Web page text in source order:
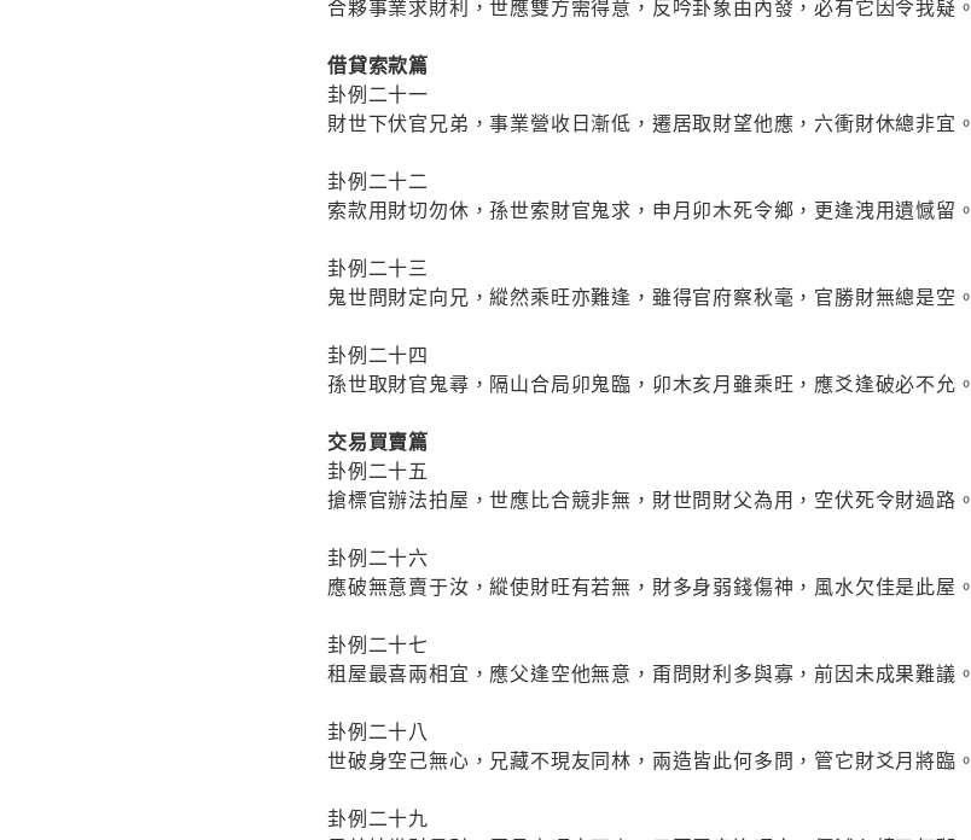
借貸索款篇
卦例二十一
財世下伏官兄弟，事業營收日漸低，遷居取財望他應，六衝財休總非宜。
卦例二十二
索款用財切勿休，孫世索財官鬼求，申月卯木死令鄉，更逢洩用遺憾留。
卦例二十三
鬼世問財定向兄，縱然乘旺亦難逢，雖得官府察秋毫，官勝財無總是空。
卦例二十四
孫世取財官鬼尋，隔山合局卯鬼臨，卯木亥月雖乘旺，應爻逢破必不允。
交易買賣篇
卦例二十五
搶標官辦法拍屋，世應比合競非無，財世問財父為用，空伏死令財過路。
卦例二十六
應破無意賣于汝，縱使財旺有若無，財多身弱錢傷神，風水欠佳是此屋。
卦例二十七
租屋最喜兩相宜，應父逢空他無意，甭問財利多與寡，前因未成果難議。
卦例二十八
世破身空己無心，兄藏不現友同林，兩造皆此何多問，管它財爻月將臨。
卦例二十九